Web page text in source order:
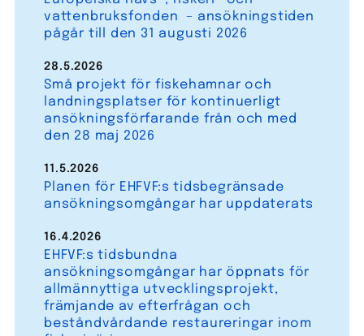
vattenbruksfonden – ansökningstiden
pågår till den 31 augusti 2026
Små projekt för fiskehamnar och
landningsplatser för kontinuerligt
ansökningsförfarande från och med
den 28 maj 2026
28.5.2026
Planen för EHFVF:s tidsbegränsade
ansökningsomgångar har uppdaterats
11.5.2026
EHFVF:s tidsbundna
ansökningsomgångar har öppnats för
allmännyttiga utvecklingsprojekt,
främjande av efterfrågan och
beståndvårdande restaureringar inom
16.4.2026